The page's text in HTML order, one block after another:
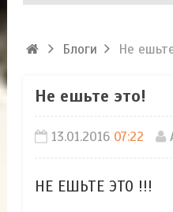
Блоги Не
Не ешьте это!
13.01.2016 07:22
НЕ ЕШЬТЕ ЭТО !!!